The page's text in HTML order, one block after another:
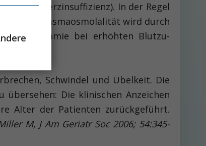
bei Herzinsuffizienz). In der Regel
Plasmaosmolalität wird durch
Hyponatriämie bei erhöhten Blutzu­
Schwindel und Übelkeit. Die
Die klinischen Anzeichen
Alter der Patienten zurückgeführt.
M, J Am Geriatr Soc 2006; 54:345-